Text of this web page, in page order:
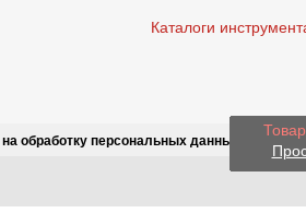
Каталоги
обработку персональных данных